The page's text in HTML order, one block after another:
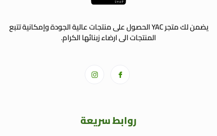
يضمن لك متجر YAC الحصول على منتجات عالية الجودة وإمكانية تتبع
المنتجات الى ارضاء زبنائها الكرام.
روابط سريعة